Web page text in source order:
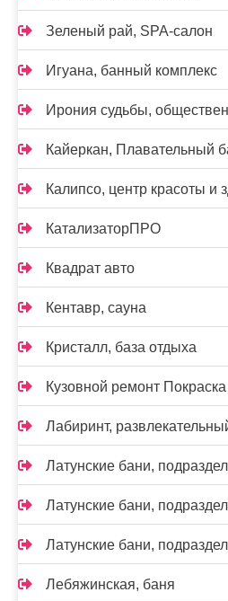
Зеленый рай, SPA-салон
Игуана, банный комплекс
Ирония судьбы,
Кайеркан, Плавательный
Калипсо, центр красоты и
КатализаторПРО
Квадрат авто
Кентавр, сауна
Кристалл, база отдыха
Кузовной ремонт Покраска
Лабиринт,
Латунские бани,
Латунские бани,
Латунские бани,
Лебяжинская, баня